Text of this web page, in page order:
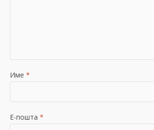
Име *
Е-пошта *